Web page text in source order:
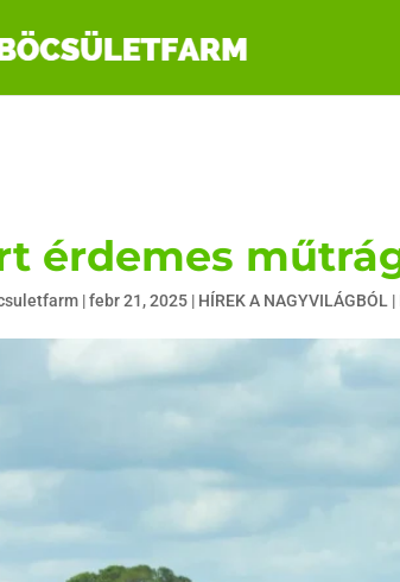
érdemes
|febr 21, 2025 | HÍREK A NAGYVILÁGBÓL |